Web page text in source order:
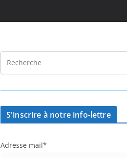
S'inscrire à notre info-lettre
Adresse mail*